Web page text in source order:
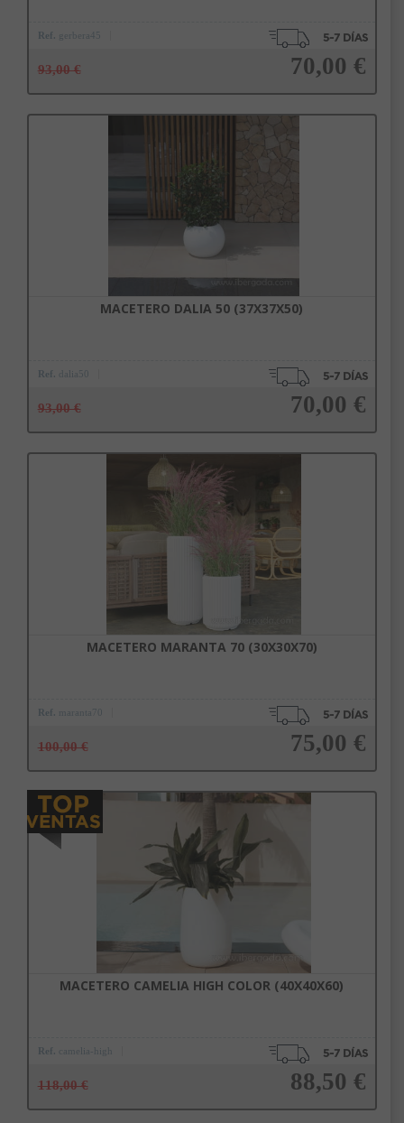
Ref. gerbera45
93,00 € 70,00 €
MACETERO DALIA 50 (37X37X50)
Ref. dalia50
93,00 € 70,00 €
Añadir a la cesta
MACETERO MARANTA 70 (30X30X70)
Ref. maranta70
100,00 € 75,00 €
MACETERO CAMELIA HIGH COLOR (40X40X60)
Ref. camelia-high
118,00 € 88,50 €